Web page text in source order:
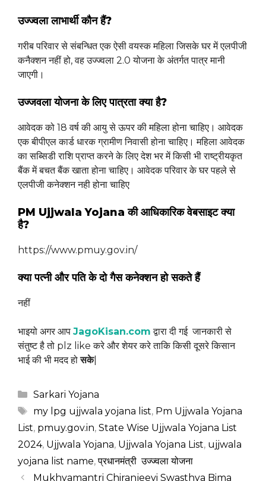
उज्ज्वला लाभार्थी कौन हैं?
गरीब परिवार से संबन्धित एक ऐसी वयस्क महिला जिसके घर में एलपीजी
कनैक्शन नहीं हो, वह उज्ज्वला 2.0 योजना के अंतर्गत पात्र मानी
जाएगी।
उज्जवला योजना के लिए पात्रता क्या है?
आवेदक को 18 वर्ष की आयु से ऊपर की महिला होना चाहिए। आवेदक
एक बीपीएल कार्ड धारक ग्रामीण निवासी होना चाहिए। महिला आवेदक
का सब्सिडी राशि प्राप्त करने के लिए देश भर में किसी भी राष्ट्रीयकृत
बैंक में बचत बैंक खाता होना चाहिए। आवेदक परिवार के घर पहले से
एलपीजी कनेक्शन नही होना चाहिए
PM Ujjwala Yojana की आधिकारिक वेबसाइट क्या
है?
https://www.pmuy.gov.in/
क्या पत्नी और पति के दो गैस कनेक्शन हो सकते हैं
नहीं
भाइयो अगर आप JagoKisan.com द्वारा दी गई जानकारी से
संतुष्ट है तो plz like करे और शेयर करे ताकि किसी दूसरे किसान
भाई की भी मदद होसके|
Categories
Sarkari Yojana
Tags
my lpg ujjwala yojana list, Pm Ujjwala Yojana
List, pmuy.gov.in, State Wise Ujjwala Yojana List
2024, Ujjwala Yojana, Ujjwala Yojana List, ujjwala
yojana list name,प्रधानमंत्री उज्ज्वला योजना
Mukhyamantri Chiranjeevi Swasthya Bima